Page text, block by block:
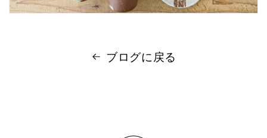
ブログに戻る